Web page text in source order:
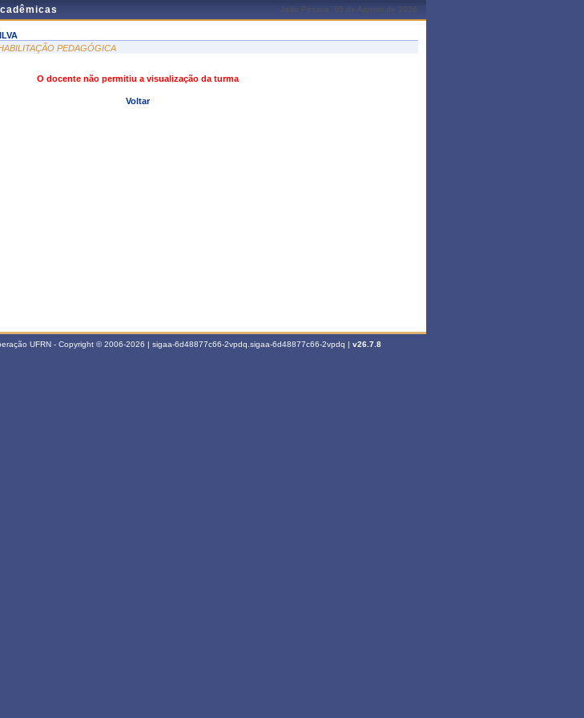
João Pessoa, 05 de Agosto de 2026
PEDAGÓGICA
O docente não permitiu a visualização da turma
Voltar
UFRN - Copyright © 2006-2026 | sigaa-6d48877c66-2vpdq.sigaa-6d48877c66-2vpdq | v26.7.8